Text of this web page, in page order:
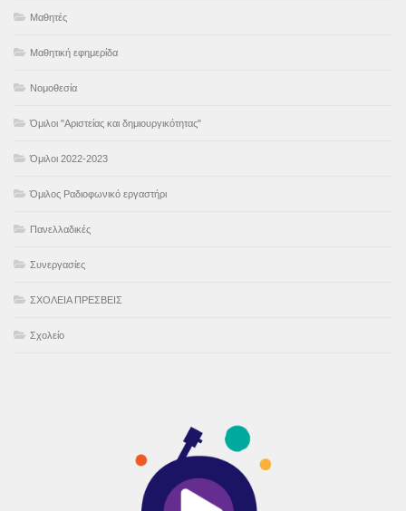
Μαθητές
Μαθητική εφημερίδα
Νομοθεσία
Όμιλοι "Αριστείας και δημιουργικότητας"
Όμιλοι 2022-2023
Όμιλος Ραδιοφωνικό εργαστήρι
Πανελλαδικές
Συνεργασίες
ΣΧΟΛΕΙΑ ΠΡΕΣΒΕΙΣ
Σχολείο